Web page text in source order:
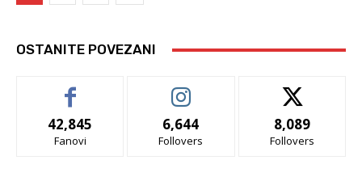
OSTANITE POVEZANI
42,845
Fanovi
6,644
Follovers
8,089
Follovers